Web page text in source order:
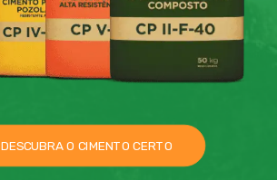
DESCUBRA O CIMENTO CERTO